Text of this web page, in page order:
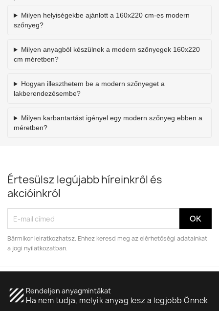
Milyen helyiségekbe ajánlott a 160x220 cm-es modern
szőnyeg?
Milyen anyagból készülnek a modern szőnyegek 160x220
cm méretben?
Hogyan illeszthetem be a modern szőnyeget a
lakberendezésembe?
Milyen karbantartást igényel egy modern szőnyeg ebben a
méretben?
Értesülsz legújabb híreinkről és
akcióinkról
Bármikor leiratkozhatsz. Ehhez keresd meg az elérhetőségi adatainkat
a jogi nyilatkozatban.
texture Rendeljen anyagmintákat
Ha nem tudja, melyik anyag lesz a legjobb Önnek